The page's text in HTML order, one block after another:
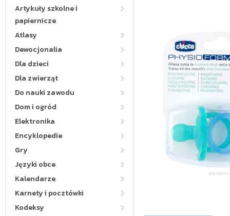
Artykuły szkolne i
papiernicze
Atlasy
Dewocjonalia
Dla dzieci
Dla zwierząt
Do nauki zawodu
Dom i ogród
Elektronika
Encyklopedie
Gry
Języki obce
Kalendarze
Karnety i pocztówki
Kodeksy